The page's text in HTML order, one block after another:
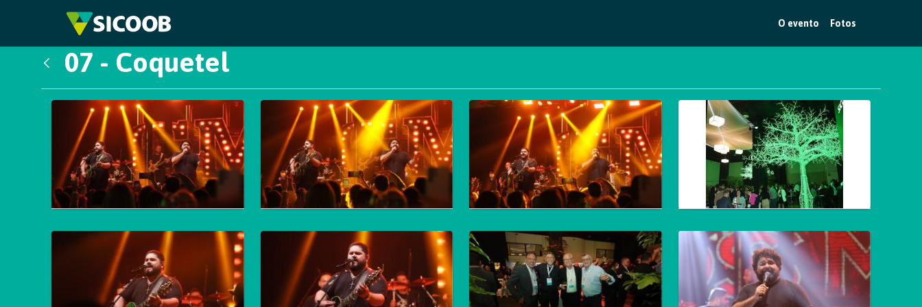
Pular para o Conteúdo principal
O evento Fotos
07 - Coquetel
Galeria de Mídias